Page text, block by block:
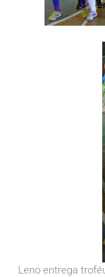
Leno entrega